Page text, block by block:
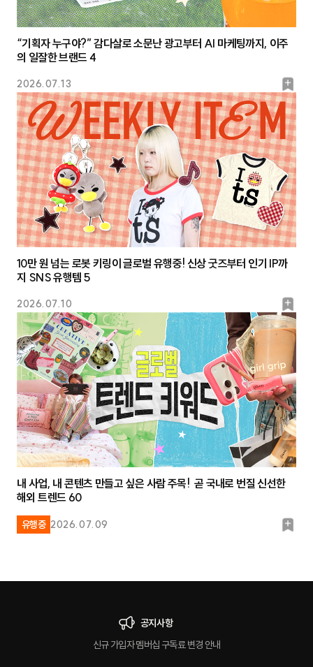
2026.07.13
북
마
크
“기획자 누구야?” 감다살로 소문난 광고부터 AI 마케팅까지, 이주
의 일잘한 브랜드 4
2026.07.10
북
마
10만 원 넘는 로봇 키링이 글로벌 유행중! 신상 굿즈부터 인기 IP까
지 SNS 유행템 5
유행중 2026.07.09
북
내 사업, 내 콘텐츠 만들고 싶은 사람 주목! 곧 국내로 번질 신선한
해외 트렌드 60
공지사항
신규 가입자 멤버십 구독료 변경 안내